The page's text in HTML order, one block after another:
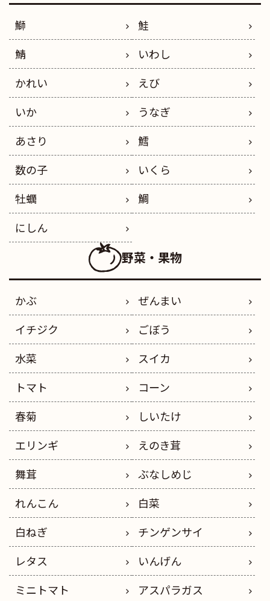
鰤
鮭
鯖
いわし
かれい
えび
いか
うなぎ
あさり
鱈
数の子
いくら
牡蠣
鯛
にしん
野菜・果物
かぶ
ぜんまい
イチジク
ごぼう
水菜
スイカ
トマト
コーン
春菊
しいたけ
エリンギ
えのき茸
舞茸
ぶなしめじ
れんこん
白菜
白ねぎ
チンゲンサイ
レタス
いんげん
ミニトマト
アスパラガス